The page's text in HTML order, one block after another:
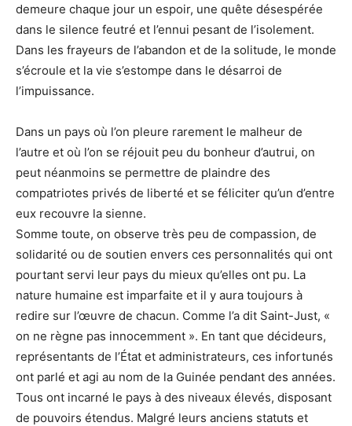
demeure chaque jour un espoir, une quête désespérée
dans le silence feutré et l’ennui pesant de l’isolement.
Dans les frayeurs de l’abandon et de la solitude, le monde
s’écroule et la vie s’estompe dans le désarroi de
l’impuissance.
Dans un pays où l’on pleure rarement le malheur de
l’autre et où l’on se réjouit peu du bonheur d’autrui, on
peut néanmoins se permettre de plaindre des
compatriotes privés de liberté et se féliciter qu’un d’entre
eux recouvre la sienne.
Somme toute, on observe très peu de compassion, de
solidarité ou de soutien envers ces personnalités qui ont
pourtant servi leur pays du mieux qu’elles ont pu. La
nature humaine est imparfaite et il y aura toujours à
redire sur l’œuvre de chacun. Comme l’a dit Saint-Just, «
on ne règne pas innocemment ». En tant que décideurs,
représentants de l’État et administrateurs, ces infortunés
ont parlé et agi au nom de la Guinée pendant des années.
Tous ont incarné le pays à des niveaux élevés, disposant
de pouvoirs étendus. Malgré leurs anciens statuts et